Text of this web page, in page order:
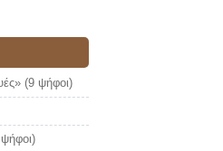
(9 ψήφοι)